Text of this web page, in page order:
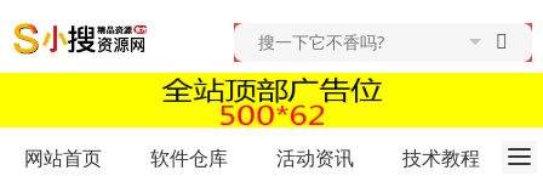
网站首页 软件仓库 活动资讯 技术教程